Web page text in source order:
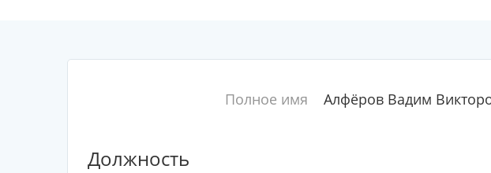
Полное имя Алфёров Вадим
Должность